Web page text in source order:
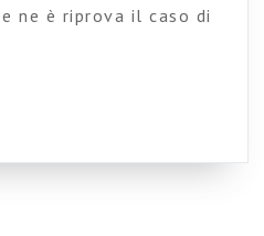
ne è riprova il caso di
possibilità di